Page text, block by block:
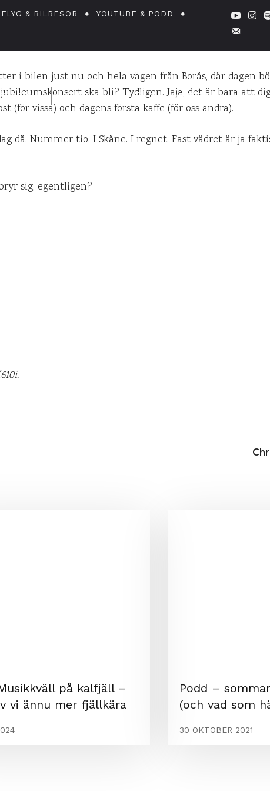
& BILRESOR YOUTUBE & PODD
jubileum?
5 JULI 2007 0 KOMMENTARER
i bilen just nu och hela vägen från Borås, där dagen
ska bli? Tydligen. Jaja, det är bara att
vissa) och dagens första kaffe (för oss andra).
då. Nummer tio. I Skåne. I regnet. Fast vädret är ja
sig, egentligen?
på kalfjäll –
vi ännu mer fjällkära
Podd –
(och vad som
30 OKTOBER 2021